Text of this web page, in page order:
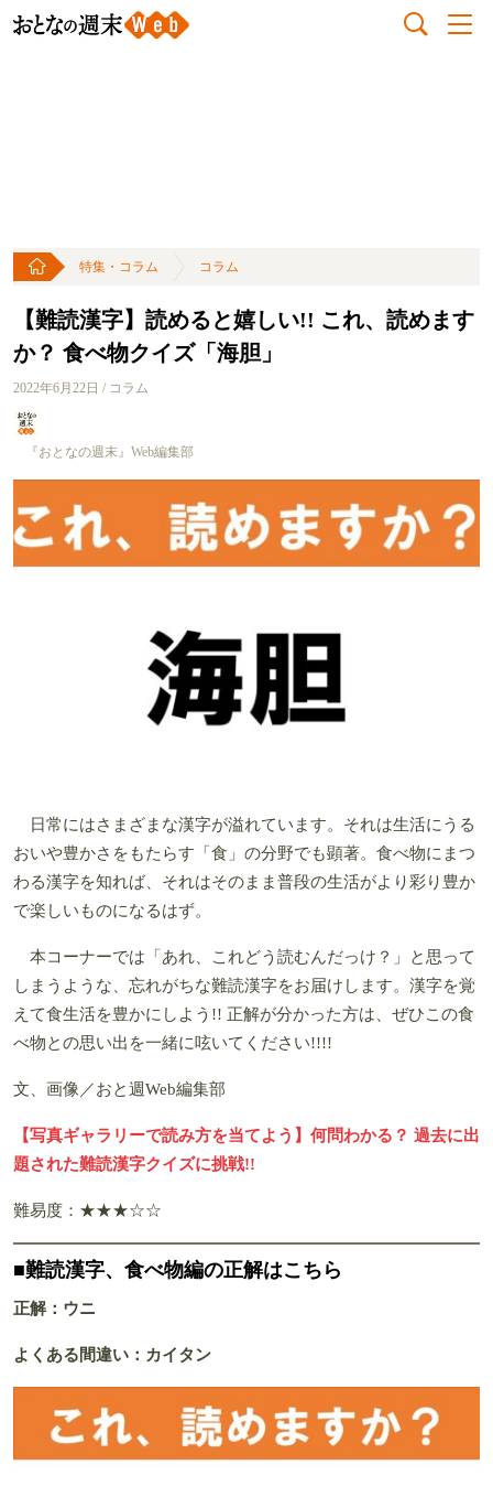
特集・コラム コラム
【難読漢字】読めると嬉しい!! これ、読めます
か？ 食べ物クイズ「海胆」
2022年6月22日 / コラム
『おとなの週末』Web編集部
日常にはさまざまな漢字が溢れています。それは生活にうる
おいや豊かさをもたらす「食」の分野でも顕著。食べ物にまつ
わる漢字を知れば、それはそのまま普段の生活がより彩り豊か
で楽しいものになるはず。
本コーナーでは「あれ、これどう読むんだっけ？」と思って
しまうような、忘れがちな難読漢字をお届けします。漢字を覚
えて食生活を豊かにしよう!! 正解が分かった方は、ぜひこの食
べ物との思い出を一緒に呟いてください!!!!
文、画像／おと週Web編集部
【写真ギャラリーで読み方を当てよう】何問わかる？ 過去に出
題された難読漢字クイズに挑戦!!
難易度：★★★☆☆
■難読漢字、食べ物編の正解はこちら
正解：ウニ
よくある間違い：カイタン